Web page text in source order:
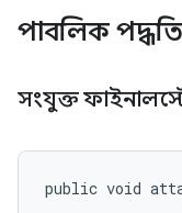
পাবলিক পদ্ধতি
সংযুক্ত
public void